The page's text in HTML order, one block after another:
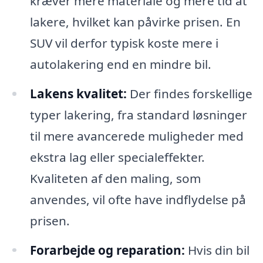
lakere, hvilket kan påvirke prisen. En
SUV vil derfor typisk koste mere i
autolakering end en mindre bil.
Lakens kvalitet: Der findes forskellige
typer lakering, fra standard løsninger
til mere avancerede muligheder med
ekstra lag eller specialeffekter.
Kvaliteten af den maling, som
anvendes, vil ofte have indflydelse på
prisen.
Forarbejde og reparation: Hvis din bil